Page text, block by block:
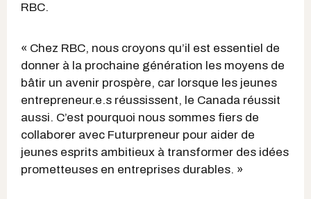
RBC.
« Chez RBC, nous croyons qu’il est essentiel de
donner à la prochaine génération les moyens de
bâtir un avenir prospère, car lorsque les jeunes
entrepreneur.e.s réussissent, le Canada réussit
aussi. C’est pourquoi nous sommes fiers de
collaborer avec Futurpreneur pour aider de
jeunes esprits ambitieux à transformer des idées
prometteuses en entreprises durables. »